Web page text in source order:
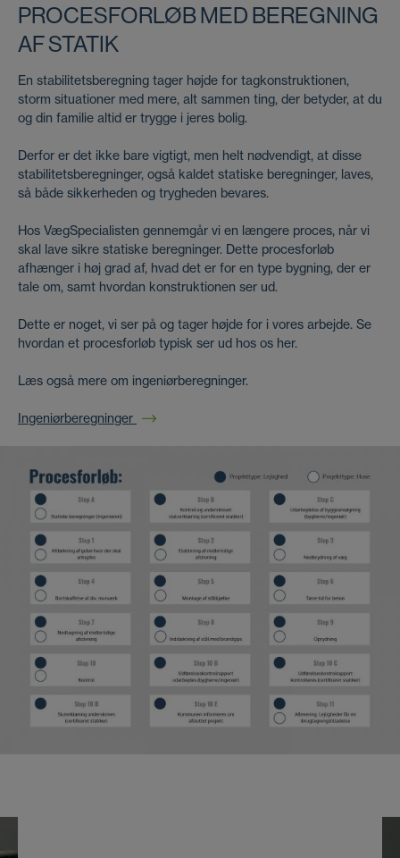
PROCESFORLØB MED BEREGNING
AF STATIK
En stabilitetsberegning tager højde for tagkonstruktionen,
storm situationer med mere, alt sammen ting, der betyder, at du
og din familie altid er trygge i jeres bolig.
Derfor er det ikke bare vigtigt, men helt nødvendigt, at disse
stabilitetsberegninger, også kaldet statiske beregninger, laves,
så både sikkerheden og trygheden bevares.
Hos VægSpecialisten gennemgår vi en længere proces, når vi
skal lave sikre statiske beregninger. Dette procesforløb
afhænger i høj grad af, hvad det er for en type bygning, der er
tale om, samt hvordan konstruktionen ser ud.
Dette er noget, vi ser på og tager højde for i vores arbejde. Se
hvordan et procesforløb typisk ser ud hos os her.
Læs også mere om ingeniørberegninger.
Ingeniørberegninger